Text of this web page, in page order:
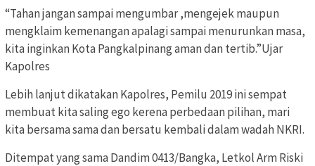
“Tahan jangan sampai mengumbar ,mengejek maupun
mengklaim kemenangan apalagi sampai menurunkan masa,
kita inginkan Kota Pangkalpinang aman dan tertib.”Ujar
Kapolres
Lebih lanjut dikatakan Kapolres, Pemilu 2019 ini sempat
membuat kita saling ego kerena perbedaan pilihan, mari
kita bersama sama dan bersatu kembali dalam wadah NKRI.
Ditempat yang sama Dandim 0413/Bangka, Letkol Arm Riski